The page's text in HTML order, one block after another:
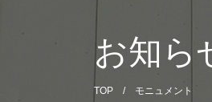
お知ら
TOP / モニュメント